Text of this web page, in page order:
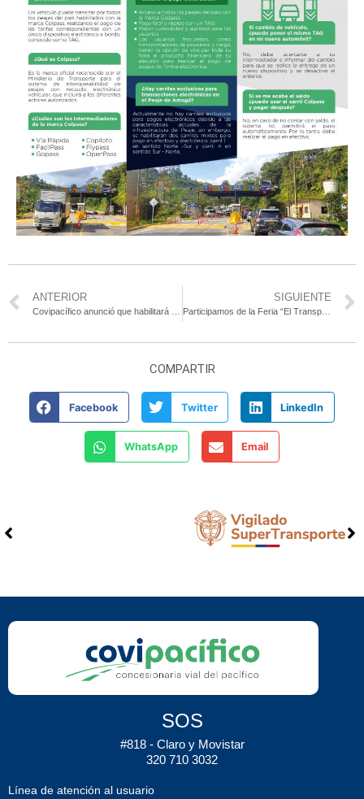
ANTERIOR SIGUIENTE
Participamos de la Feria “El Transporte Te Conecta”
COMPARTIR
Facebook Twitter LinkedIn
WhatsApp Email
SOS
#818 - Claro y Movistar
320 710 3032
Línea de atención al usuario